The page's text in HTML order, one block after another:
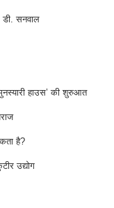
सनवाल
हाउस’ की शुरुआत
है?
उद्योग